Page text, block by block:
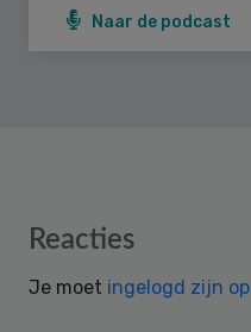
Naar de podcast
Reader
Reacties
Je moet ingelogd zijn op